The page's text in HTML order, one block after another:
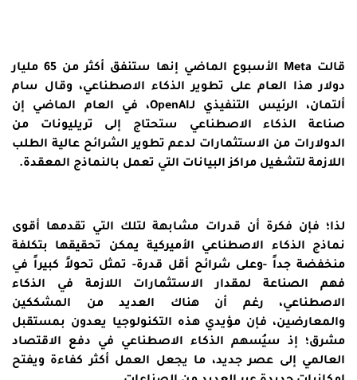
قالت Meta الأسبوع الماضي إنها ستنفق أكثر من 65 مليار
دولار هذا العام على تطوير الذكاء الاصطناعي، وقال سام
ألتمان، الرئيس التنفيذي لـOpenAI، في العام الماضي إن
صناعة الذكاء الاصطناعي ستحتاج إلى تريليونات من
الدولارات من الاستثمارات لدعم تطوير الشرائح عالية الطلب
اللازمة لتشغيل مراكز البيانات التي تعمل بالنماذج المعقدة.
لذا؛ فإن فكرة أن قدرات مشابهة لتلك التي تقدمها أقوى
نماذج الذكاء الاصطناعي الأميركية يمكن تحقيقها بتكلفة
منخفضة جداً -وعلى شرائح أقل قدرة- تمثل تحولاً كبيراً في
فهم الصناعة لمقدار الاستثمارات اللازمة في الذكاء
الاصطناعي، رغم أن هناك العديد من المشككين
والمعارضين، فإن مؤيدي هذه التكنولوجيا يعدون بمستقبل
مشرق؛ إذ سيُسهم الذكاء الاصطناعي في دفع الاقتصاد
العالمي إلى عصر جديد، ما يجعل العمل أكثر كفاءة ويفتح